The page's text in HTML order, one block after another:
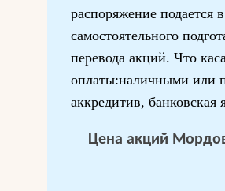
распоряжение подается
самостоятельного
перевода акций. Что
оплаты:наличными или
аккредитив, банковская
Цена акций